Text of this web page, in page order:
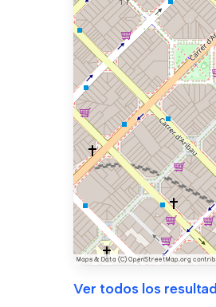
Ver todos los